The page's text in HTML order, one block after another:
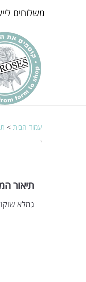
משלוחים
עמוד הבית >
תיאור
גמלא